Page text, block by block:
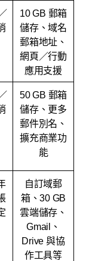
10 GB 郵箱
儲存、域名
郵箱地址、
網頁／行動
應用支援
50 GB 郵箱
儲存、更多
郵件別名、
擴充商業功
能
自訂域郵
箱、30 GB
雲端儲存、
Gmail、
Drive 與協
作工具等